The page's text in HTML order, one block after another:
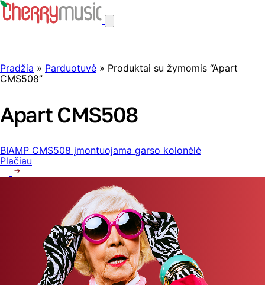
Pradžia » Parduotuvė » Produktai su žymomis “Apart
CMS508”
Apart CMS508
BIAMP CMS508 įmontuojama garso kolonėlė
Plačiau